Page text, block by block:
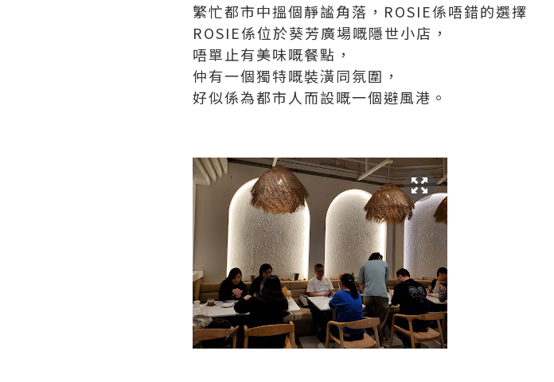
繁忙都市中搵個靜謐角落，ROSIE係唔錯的選擇
ROSIE係位於葵芳廣場嘅隱世小店，
唔單止有美味嘅餐點，
仲有一個獨特嘅裝潢同氛圍，
好似係為都市人而設嘅一個避風港。